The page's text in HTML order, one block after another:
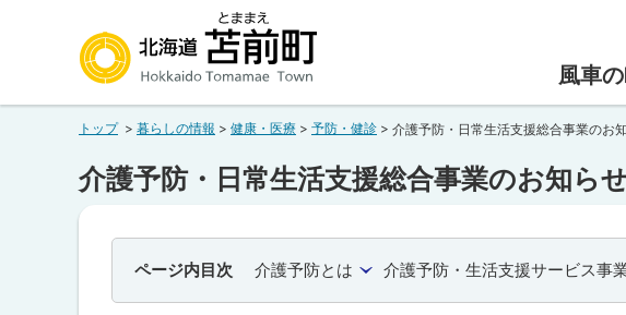
メ
北海道苫前町
Hokkaido Tomamae Town
風車
トップ 暮らしの情報 健康・医療 予防・健診 介護予防・日常生活支援総合事業のお
介護予防・日常生活支援総合事業のお知ら
ページ内目次 介護予防とは 介護予防・生活支援サービス事
戻